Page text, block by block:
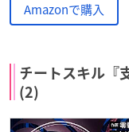
Amazonで購入
チートスキル『
(2)